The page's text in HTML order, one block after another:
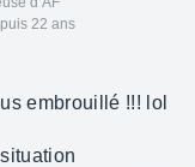
22 ans
embrouillé !!! lol